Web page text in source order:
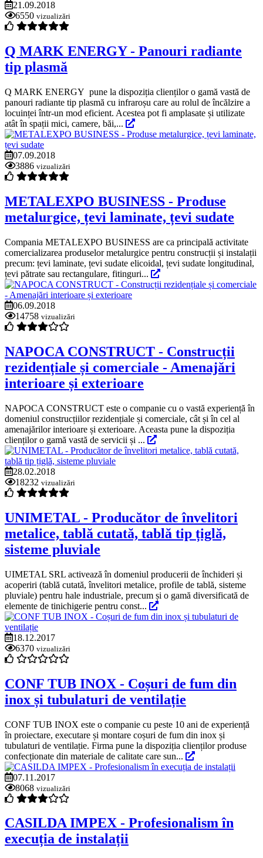
21.09.2018
6550 vizualizări
Q MARK ENERGY - Panouri radiante
tip plasmă
Q MARK ENERGY pune la dispoziția clienților o gamă vastă de
panouri radiante tip plasmă cu infraroșu care au rolul de încălzire a
locuinței într-un mod eficient. Acestea pot fi amplasate și utilizate
atât în spații mici, camere, băi,...
07.09.2018
3886 vizualizări
METALEXPO BUSINESS - Produse
metalurgice, țevi laminate, țevi sudate
Compania METALEXPO BUSINESS are ca principală activitate
comercializarea produselor metalurgice pentru construcții și instalații
precum: țevi laminate, țevi sudate elicoidal, țevi sudate longitudinal,
țevi pătrate sau rectangulare, fitinguri...
06.09.2018
14758 vizualizări
NAPOCA CONSTRUCT - Construcții
rezidențiale și comerciale - Amenajări
interioare și exterioare
NAPOCA CONSTRUCT este o companie cu o vastă experiență în
domeniul construcțiilor rezidențiale și comerciale, cât și în cel al
amenajărilor interioare și exterioare. Aceasta pune la dispoziția
clienților o gamă vastă de servicii și ...
28.02.2018
18232 vizualizări
UNIMETAL - Producător de învelitori
metalice, tablă cutată, tablă tip țiglă,
sisteme pluviale
UIMETAL SRL activează în domeniul producerii de închideri și
acoperiri (tablă cutată, învelitori metalice, profile de tablă, sisteme
pluviale) pentru hale industriale, precum și o gamă diversificată de
elemente de tinichigerie pentru const...
18.12.2017
6370 vizualizări
CONF TUB INOX - Coșuri de fum din
inox și tubulaturi de ventilație
CONF TUB INOX este o companie cu peste 10 ani de experiență
în proiectare, executare și montare coșuri de fum din inox și
tubulaturi de ventilație. Firma pune la dispoziția clienților produse
confecționate din materiale de calitate care sun...
07.11.2017
8068 vizualizări
CASILDA IMPEX - Profesionalism în
execuția de instalații